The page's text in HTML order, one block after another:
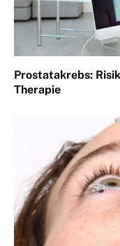
Prostatakrebs:
Therapie